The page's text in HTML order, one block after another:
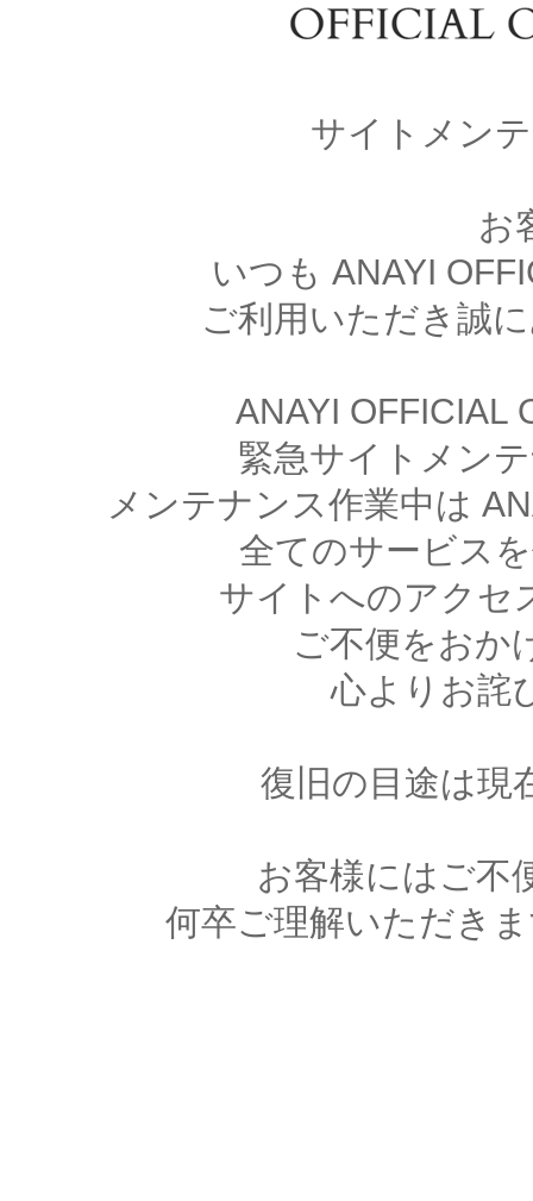
サイトメン
お
いつも ANAYI
ご利用いただき誠
ANAYI OFFICIAL
緊急サイトメン
メンテナンス作業中は
全てのサービス
サイトへのアクセ
ご不便をおか
心よりお詫
復旧の目途は現
お客様にはご不
何卒ご理解いただき